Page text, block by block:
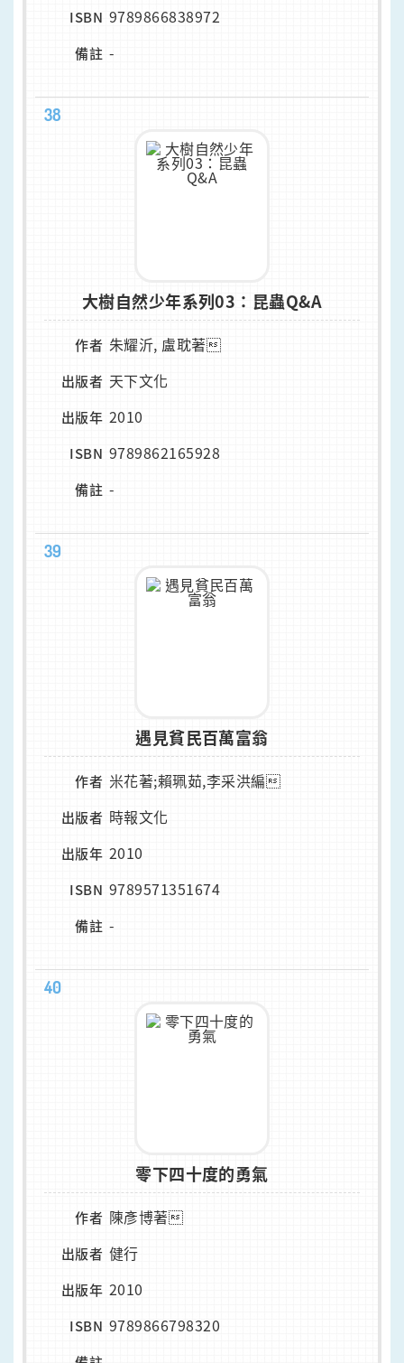
ISBN 9789866838972
備註 -
38
大樹自然少年系列03：昆蟲Q&A
作者 朱耀沂, 盧耽著
出版者 天下文化
出版年 2010
ISBN 9789862165928
備註 -
39
遇見貧民百萬富翁
作者 米花著;賴珮茹,李采洪編
出版者 時報文化
出版年 2010
ISBN 9789571351674
備註 -
40
零下四十度的勇氣
作者 陳彥博著
出版者 健行
出版年 2010
ISBN 9789866798320